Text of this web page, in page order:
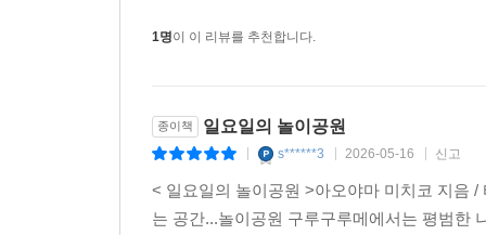
1명이 이 리뷰를 추천합니다.
종이책 일요일의 놀이공원
s******3 2026-05-16 신고
< 일요일의 놀이공원 >아오야마 미치코 지음
는 공간...놀이공원 구루구루메에서는 평범한